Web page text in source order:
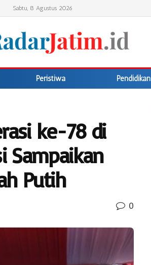
Sabtu, 8 Agustus 2026
Peristiwa Pendidikan
ke-78 di
Sampaikan
Putih
0